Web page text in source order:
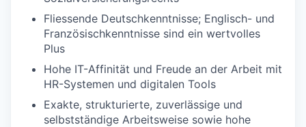
Fliessende Deutschkenntnisse; Englisch- und
Französischkenntnisse sind ein wertvolles
Plus
Hohe IT-Affinität und Freude an der Arbeit mit
HR-Systemen und digitalen Tools
Exakte, strukturierte, zuverlässige und
selbstständige Arbeitsweise sowie hohe